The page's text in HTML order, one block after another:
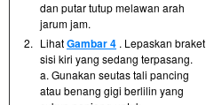
dan putar tutup melawan arah
jarum jam.
2. LihatGambar 4 . Lepaskan braket
sisi kiri yang sedang terpasang.
a. Gunakan seutas tali pancing
atau benang gigi berlilin yang